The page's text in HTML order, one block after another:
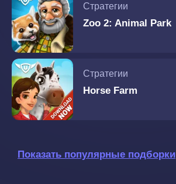
Стратегии
Zoo 2: Animal Park
Стратегии
Horse Farm
Показать популярные подборки